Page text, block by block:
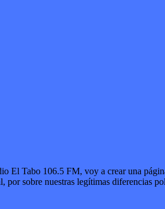
Tabo 106.5 FM, voy a crear una
sobre nuestras legítimas diferencias